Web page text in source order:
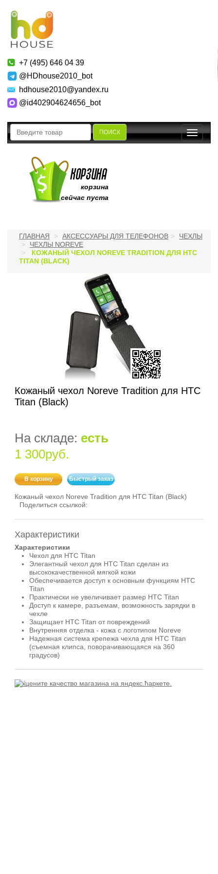
+7 (495) 646 04 39
@HDhouse2010_bot
hdhouse2010@yandex.ru
@id402904624656_bot
ПОИСК
Toggle
корзина
сейчас пуста
ГЛАВНАЯ АКСЕССУАРЫ ДЛЯ ТЕЛЕФОНОВ
ЧЕХЛЫ
ЧЕХЛЫ NOREVE
КОЖАНЫЙ ЧЕХОЛ NOREVE TRADITION ДЛЯ HTC
TITAN (BLACK)
Кожаный чехол Noreve Tradition для HTC
Titan (Black)
На складе: есть
1 300руб.
В корзину Быстрый заказ
Кожаный чехол Noreve Tradition для HTC Titan (Black)
Поделиться ссылкой:
Характеристики
Характеристики
Чехол для HTC Titan
Элегантный чехол для HTC Titan сделан из
высококачественной мягкой кожи
Обеспечивается доступ к основным функциям HTC
Titan
Практически не увеличивает размер HTC Titan
Доступ к камере, разъемам, возможность зарядки в
чехле
Защищает HTC Titan от повреждений
Внутренняя отделка - кожа с логотипом Noreve
Надежная система крепежа чехла для HTC Titan
(съемная клипса, поворачивающаяся на 360
градусов)